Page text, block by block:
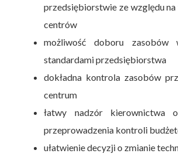
przedsiębiorstwie ze względu na
centrów
możliwość doboru
standardami przedsiębiorstwa
dokładna kontrola zasobów
centrum
łatwy nadzór kierownictwa
przeprowadzenia kontroli
ułatwienie decyzji o zmianie